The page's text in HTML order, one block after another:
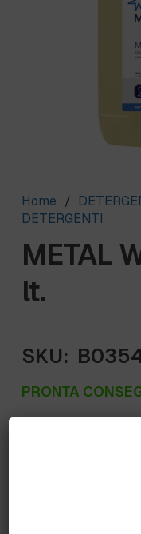
Home /
DETERGENTI
METAL
lt.
SKU:
PRONTA